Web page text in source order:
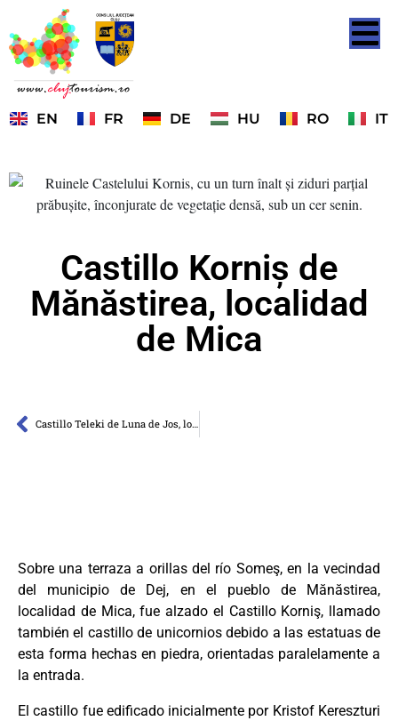
EN FR DE HU RO IT
Castillo Korniș de
Mănăstirea, localidad
de Mica
Castillo Teleki de Luna de Jos, localidad de Dăbâca
Sobre una terraza a orillas del río Someş, en la vecindad
del municipio de Dej, en el pueblo de Mănăstirea,
localidad de Mica, fue alzado el Castillo Korniş, llamado
también el castillo de unicornios debido a las estatuas de
esta forma hechas en piedra, orientadas paralelamente a
la entrada.
El castillo fue edificado inicialmente por Kristof Kereszturi